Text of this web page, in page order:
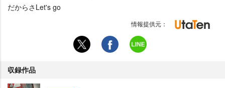
だからさLet's go
情報提供元：
収録作品